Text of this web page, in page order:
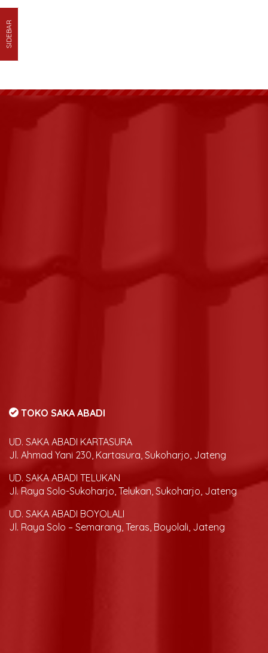
SIDEBAR
TOKO SAKA ABADI
UD. SAKA ABADI KARTASURA
Jl. Ahmad Yani 230, Kartasura, Sukoharjo, Jateng
UD. SAKA ABADI TELUKAN
Jl. Raya Solo-Sukoharjo, Telukan, Sukoharjo, Jateng
UD. SAKA ABADI BOYOLALI
Jl. Raya Solo – Semarang, Teras, Boyolali, Jateng